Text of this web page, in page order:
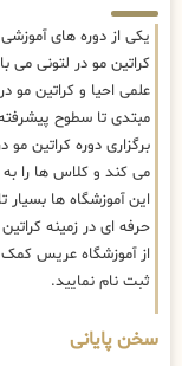
یکی از دوره های
کراتین مو در لتونی
علمی احیا و کراتین مو
مبتدی تا سطوح
برگزاری دوره کراتین
می کند و کلاس ها را به
این آموزشگاه ها بسیار
حرفه ای در زمینه
از آموزشگاه عریس کمک
ثبت نام نمایید.
سخن پایانی